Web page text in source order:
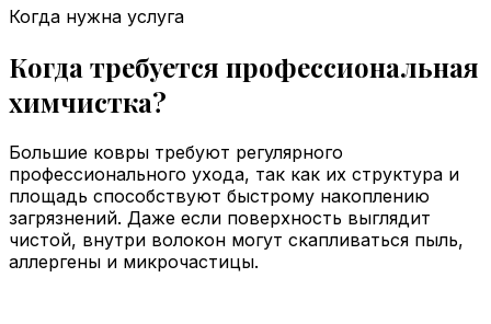
Когда нужна услуга
Когда требуется профессиональная
химчистка?
Большие ковры требуют регулярного
профессионального ухода, так как их структура и
площадь способствуют быстрому накоплению
загрязнений. Даже если поверхность выглядит
чистой, внутри волокон могут скапливаться пыль,
аллергены и микрочастицы.